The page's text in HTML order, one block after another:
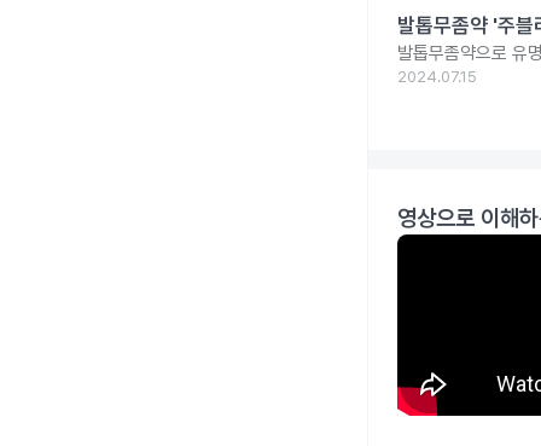
발톱무좀약 '주
발톱무좀약으로 유
2024.07.15
영상으로 이해